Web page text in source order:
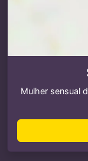
Mulher sensual